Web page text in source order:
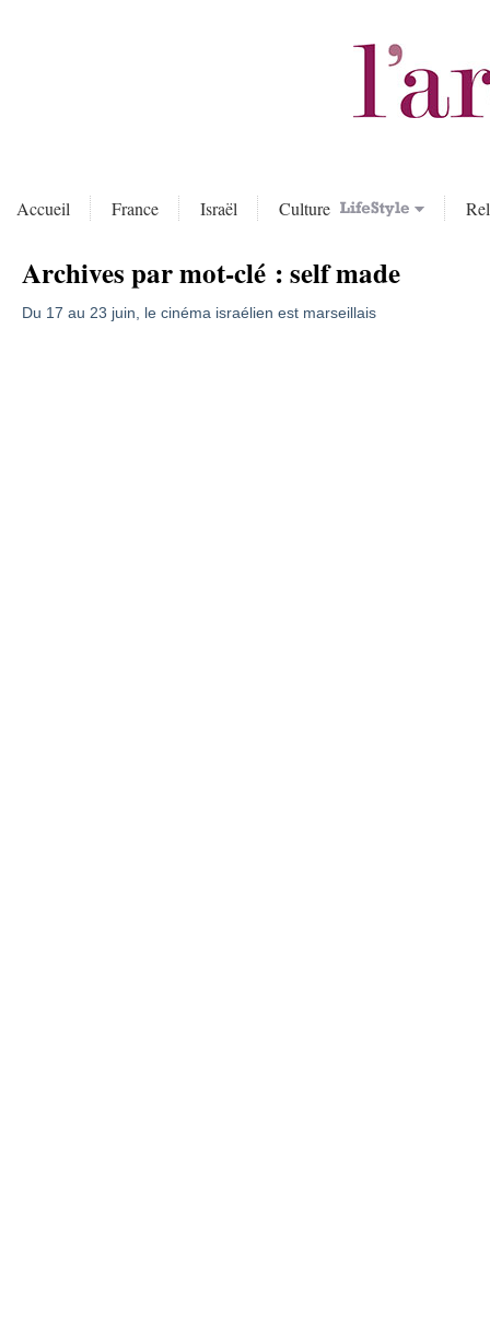
Accueil France Israël Culture
Archives par mot-clé :self made
Du 17 au 23 juin, le cinéma israélien est marseillais